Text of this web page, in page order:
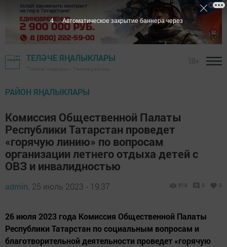
ТЕЛӘЧЕ ЯҢАЛЫКЛАРЫ
РАЙОН ЯҢАЛЫКЛАРЫ
Комиссия Общественной Палаты
Республики Татарстан проведет
«горячую линию» по вопросам
организации летнего отдыха детей с
ОВЗ и инвалидностью
admin, 25 июль 2023 - 19:37 518 0 0
26 июля 2023 года Комиссия Общественной Палаты
Республики Татарстан по социальным вопросам и
благотворительной деятельности проведет «горячую
3 Автоматическое закрытие баннера через